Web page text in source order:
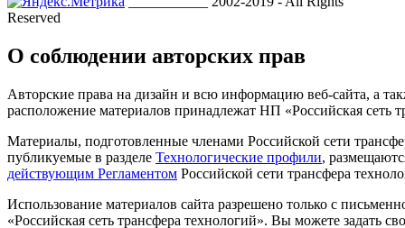
Reserved
О соблюдении авторских прав
Авторские права на дизайн и всю информацию веб-сайта, а
расположение материалов принадлежат НП «Российская сеть
Материалы, подготовленные членами Российской сети
публикуемые в разделе Технологические профили,
действующим Регламентом Российской сети трансфера
Использование материалов сайта разрешено только с
«Российская сеть трансфера технологий». Вы можете задать